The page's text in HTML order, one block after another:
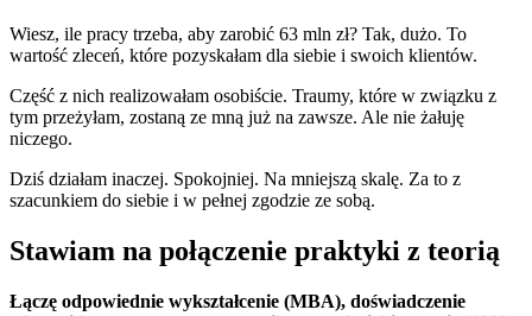
Wiesz, ile pracy trzeba, aby zarobić 63 mln zł? Tak, dużo. To
wartość zleceń, które pozyskałam dla siebie i swoich klientów.
Część z nich realizowałam osobiście. Traumy, które w związku z
tym przeżyłam, zostaną ze mną już na zawsze. Ale nie żałuję
niczego.
Dziś działam inaczej. Spokojniej. Na mniejszą skalę. Za to z
szacunkiem do siebie i w pełnej zgodzie ze sobą.
Stawiam na połączenie praktyki z teorią
Łączę odpowiednie wykształcenie (MBA), doświadczenie